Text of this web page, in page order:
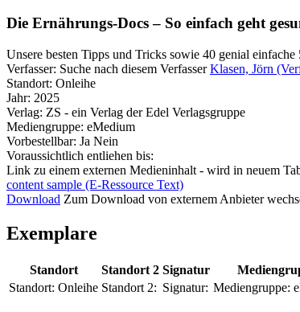
Die Ernährungs-Docs – So einfach geht
Unsere besten Tipps und Tricks sowie 40 genial
Verfasser: Suche nach diesem Verfasser Klasen, Jörn
Standort: Onleihe
Jahr: 2025
Verlag: ZS - ein Verlag der Edel Verlagsgruppe
Mediengruppe: eMedium
Vorbestellbar: Ja Nein
Voraussichtlich entliehen bis:
Link zu einem externen Medieninhalt - wird in neuem
content sample (E-Ressource Text)
Download Zum Download von externem Anbieter
Exemplare
Standort Standort 2 Signatur
Standort: Onleihe Standort 2: Signatur: Mediengruppe: